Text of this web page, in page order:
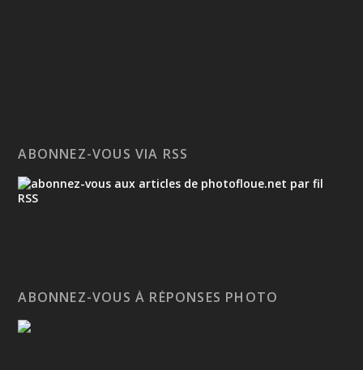
ABONNEZ-VOUS VIA RSS
ABONNEZ-VOUS À RÉPONSES PHOTO